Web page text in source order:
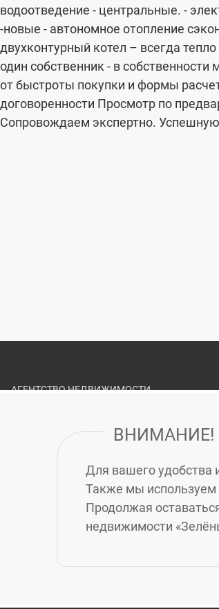
водоотведение - центральные. -
-новые - автономное отопление
двухконтурный котел – всегда
один собственник - в собственности
от быстроты покупки и формы
договоренности Просмотр по
Сопровождаем экспертно.
АГЕНТСТВО НЕДВИЖИМОСТИ
ПОЛИТИКА ОБРАБОТКИ
СТРАХОВАНИЕ ДЕЯТЕЛЬНОСТИ
СВОДНАЯ ВЕДОМОСТЬ РЕЗУЛЬТАТОВ
ВНИМАНИЕ!
Для вашего удобства
Также мы используем
Продолжая
недвижимости